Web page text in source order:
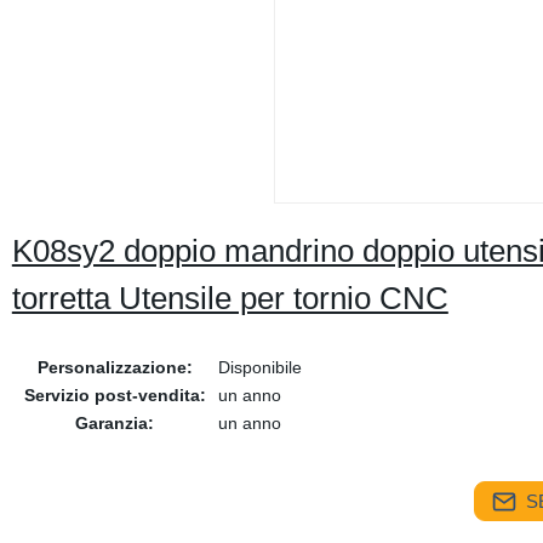
K08sy2 doppio mandrino doppio
torretta Utensile per tornio CNC
Personalizzazione:
Disponibile
Servizio post-vendita:
un anno
Garanzia:
un anno